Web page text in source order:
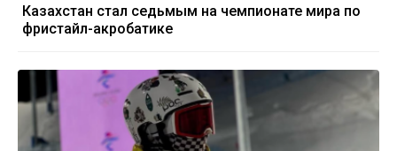
Казахстан стал седьмым на чемпионате мира по
фристайл-акробатике